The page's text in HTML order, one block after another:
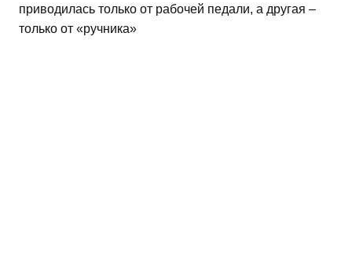
приводилась только от рабочей педали, а другая –
только от «ручника»